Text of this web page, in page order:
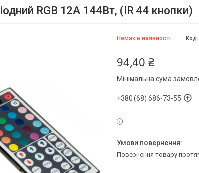
RGB 12А 144Вт, (IR 44 кнопки)
Немає в наявності Код:
94,40 ₴
Мінімальна сума
+380 (68) 686-73-55
повернення товару